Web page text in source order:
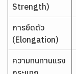
Strength)
การยืดตัว
(Elongation)
ความทนทานแรง